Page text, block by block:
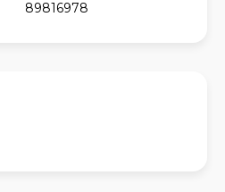
89816978